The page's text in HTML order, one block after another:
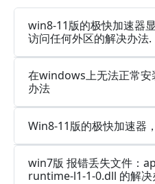
win8-11版的极快加速器
访问任何外区的解决办法.
在windows上无法正常
办法
Win8-11版的极快加速器
win7版 报错丢失文件：
runtime-l1-1-0.dll 的解决